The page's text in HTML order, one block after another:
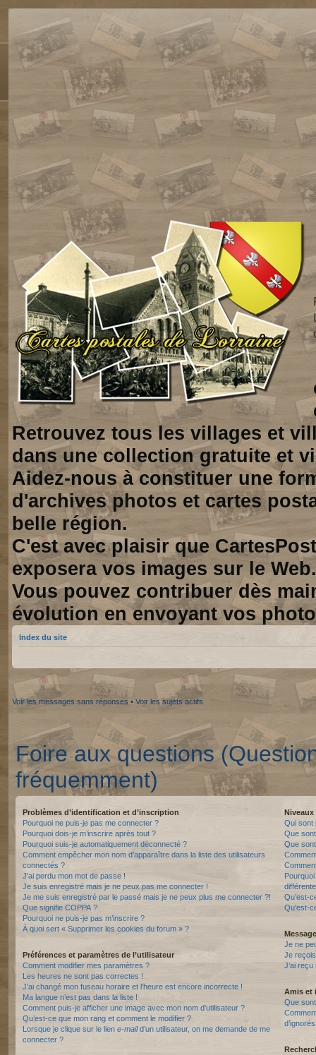
Retrouvez tous les villages et
dans une collection gratuite et
Aidez-nous à constituer une
d'archives photos et cartes
belle région.
C'est avec plaisir que
exposera vos images sur le Web.
Vous pouvez contribuer dès
évolution en envoyant vos
Index du site
Voir les messages sans réponses • Voir les sujets actifs
Foire aux questions
fréquemment)
Problèmes d’identification et d’inscription
Pourquoi ne puis-je pas me connecter ?
Pourquoi dois-je m’inscrire après tout ?
Pourquoi suis-je automatiquement déconnecté ?
Comment empêcher mon nom d’apparaître dans la liste des utilisateurs
connectés ?
J’ai perdu mon mot de passe !
Je suis enregistré mais je ne peux pas me connecter !
Je me suis enregistré par le passé mais je ne peux plus me connecter ?!
Que signifie COPPA ?
Pourquoi ne puis-je pas m’inscrire ?
À quoi sert « Supprimer les cookies du forum » ?
Préférences et paramètres de l’utilisateur
Comment modifier mes paramètres ?
Les heures ne sont pas correctes !
J’ai changé mon fuseau horaire et l’heure est encore incorrecte !
Ma langue n’est pas dans la liste !
Comment puis-je afficher une image avec mon nom d’utilisateur ?
Qu’est-ce que mon rang et comment le modifier ?
Lorsque je clique sur le lien e-maild’un utilisateur, on me demande de me
connecter ?
Niveaux
Qui sont
Que
Que
Qu’est-
Qu’est-
Je ne
Je
J’ai
Amis et
Que